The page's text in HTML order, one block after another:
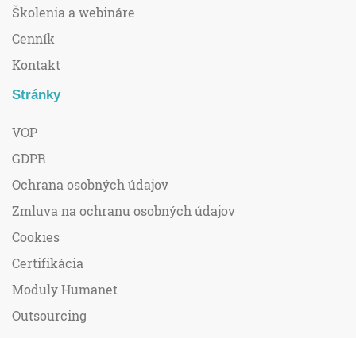
Školenia a webináre
Cenník
Kontakt
Stránky
VOP
GDPR
Ochrana osobných údajov
Zmluva na ochranu osobných údajov
Cookies
Certifikácia
Moduly Humanet
Outsourcing